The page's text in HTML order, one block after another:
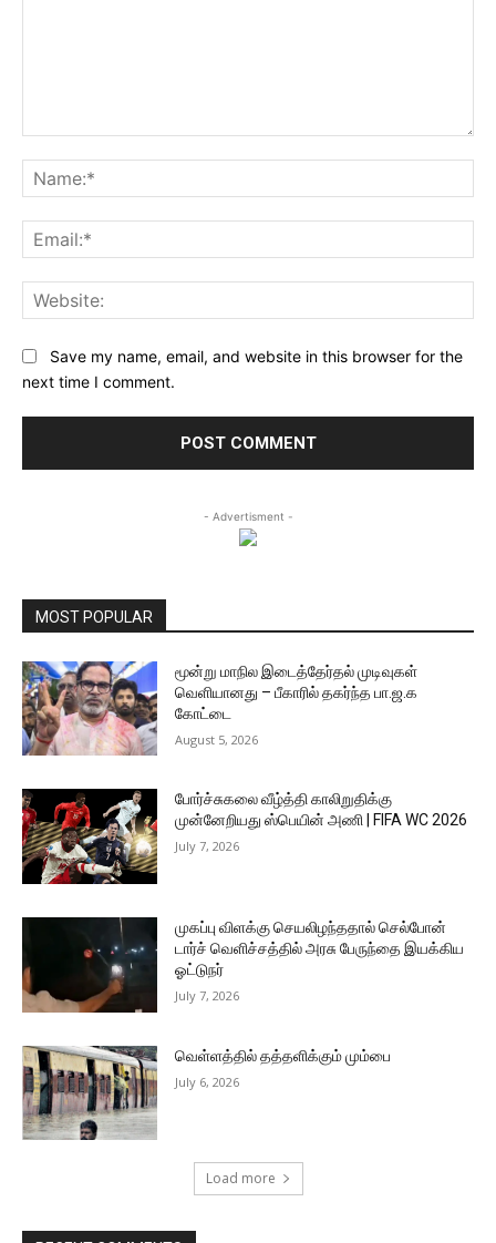
Save my name, email, and website in this browser for the
next time I comment.
- Advertisment -
MOST POPULAR
மூன்று மாநில இடைத்தேர்தல் முடிவுகள்
வெளியானது – பீகாரில் தகர்ந்த பா.ஜ.க
கோட்டை
August 5, 2026
போர்ச்சுகலை வீழ்த்தி காலிறுதிக்கு
முன்னேறியது ஸ்பெயின் அணி | FIFA WC 2026
July 7, 2026
முகப்பு விளக்கு செயலிழந்ததால் செல்போன்
டார்ச் வெளிச்சத்தில் அரசு பேருந்தை இயக்கிய
ஓட்டுநர்
July 7, 2026
வெள்ளத்தில் தத்தளிக்கும் மும்பை
July 6, 2026
Load more